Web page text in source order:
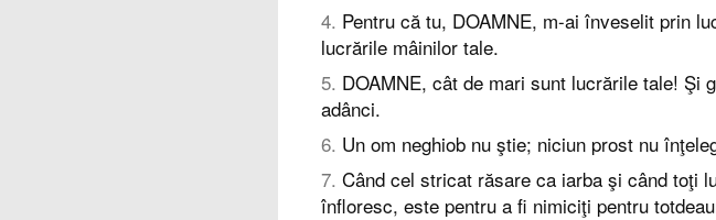
4. Pentru că tu, DOAMNE, m-ai înveselit prin
lucrările mâinilor tale.
5. DOAMNE, cât de mari sunt lucrările tale! Şi
adânci.
6. Un om neghiob nu ştie; niciun prost nu
7. Când cel stricat răsare ca iarba şi când toţi
înfloresc, este pentru a fi nimiciţi pentru